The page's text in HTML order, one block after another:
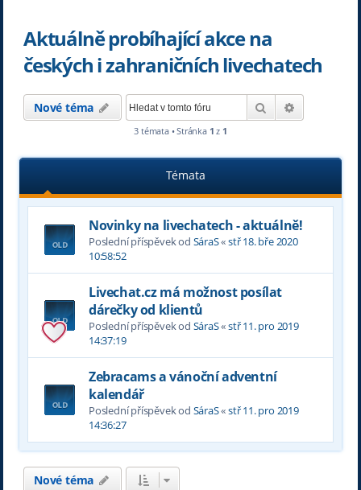
Aktuálně probíhající akce na
českých i zahraničních livechatech
Nové téma Hledat
3 témata • Stránka 1 z 1
Témata
Novinky na livechatech - aktuálně!
Poslední příspěvek od SáraS«stř 18. bře 2020
10:58:52
Livechat.cz má možnost posílat
dárečky od klientů
Poslední příspěvek od SáraS«stř 11. pro 2019
14:37:19
Zebracams a vánoční adventní
kalendář
Poslední příspěvek od SáraS«stř 11. pro 2019
14:36:27
Nové téma